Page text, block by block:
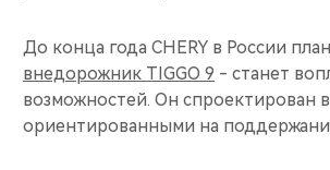
До конца года CHERY в России
внедорожник TIGGO 9 - станет
возможностей. Он спроектирован
ориентированными на